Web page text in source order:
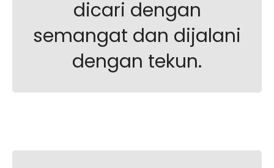
dicari dengan
semangat dan dijalani
dengan tekun.